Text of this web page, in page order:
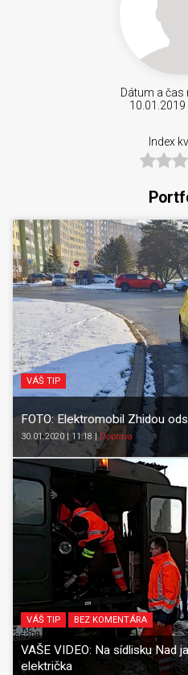
Dátum a čas
10.01.2019
Index
VÁŠ TIP
FOTO: Elektromobil Zhidou
30.01.2020 | 11:18 |Doprava
VÁŠ TIP BEZ KOMENTÁRA
VAŠE VIDEO: Na sídlisku Nad
električka